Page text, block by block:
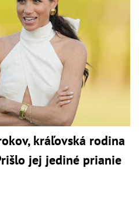
kráľovská rodina
jej jediné prianie